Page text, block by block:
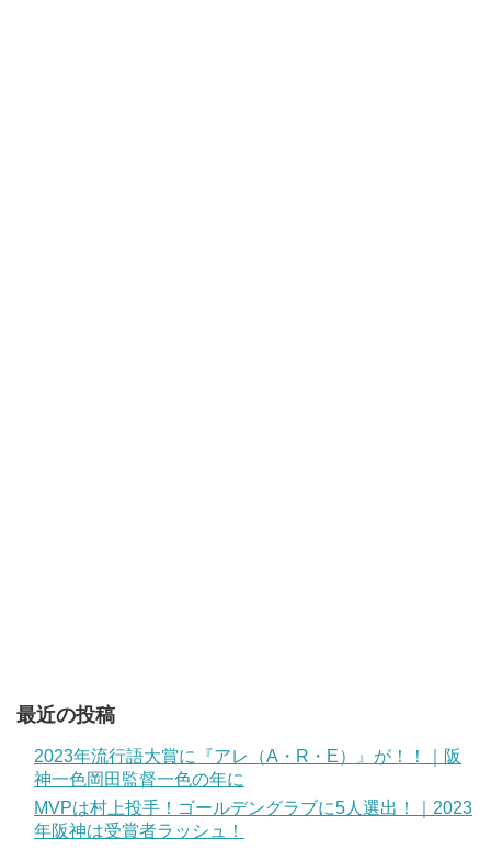
最近の投稿
2023年流行語大賞に『アレ（A・R・E）』が！！｜阪
神一色岡田監督一色の年に
MVPは村上投手！ゴールデングラブに5人選出！｜2023
年阪神は受賞者ラッシュ！